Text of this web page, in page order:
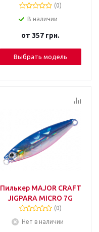
(0)
В наличии
от 357 грн.
Выбрать модель
Пилькер MAJOR CRAFT
JIGPARA MICRO 7G
(0)
Нет в наличии